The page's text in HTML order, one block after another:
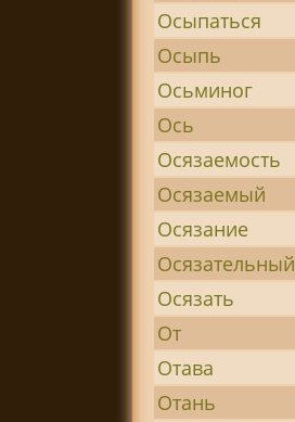
Осыпаться
Осыпь
Осьминог
Ось
Осязаемость
Осязаемый
Осязание
Осязательный
Осязать
От
Отава
Отань